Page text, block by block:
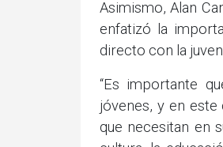
Asimismo, Alan
enfatizó la
directo con la
“Es importante
jóvenes, y en
que necesitan en